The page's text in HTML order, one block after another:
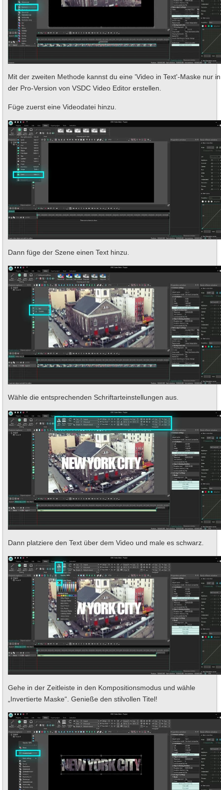
Mit der zweiten Methode kannst du eine 'Video in Text'-Maske nur in
der Pro-Version von VSDC Video Editor erstellen.
Füge zuerst eine Videodatei hinzu.
Dann füge der Szene einen Text hinzu.
Wähle die entsprechenden Schriftarteinstellungen aus.
Dann platziere den Text über dem Video und male es schwarz.
Gehe in der Zeitleiste in den Kompositionsmodus und wähle
„Invertierte Maske“. Genieße den stilvollen Titel!